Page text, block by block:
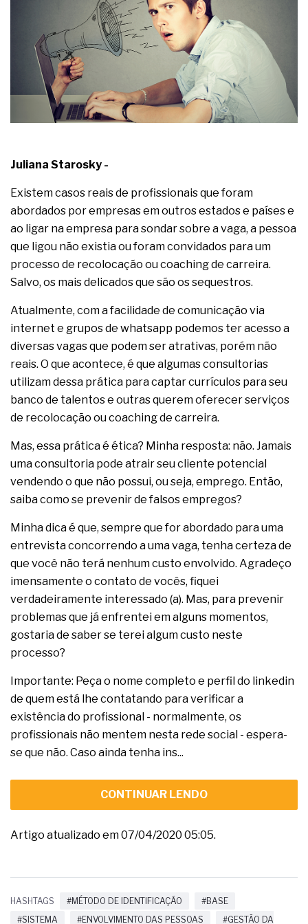
A prevenção clínica da coceira no ânus
Os sintomas clínicos do teratoma de ovário
O tratamento médico da síndrome da fadiga
crônica
As causas médicas da queda dos cabelos ou
calvície
Quando a gestão é o obstáculo para o resultado
positivo
Os procedimentos para a inspeção em estruturas
morte precoce e melhora o metabolismo
de governança das organizações
O desenho industrial ganha espaço como
estratégia competitiva nas empresas
materiais cimentícios com fibra de vidro
A próxima vantagem competitiva não está no
modelo de IA
complexa ficou ainda mais humana
Juliana Starosky -
Existem casos reais de profissionais que foram
abordados por empresas em outros estados e países e
ao ligar na empresa para sondar sobre a vaga, a pessoa
que ligou não existia ou foram convidados para um
processo de recolocação ou coaching de carreira.
Salvo, os mais delicados que são os sequestros.
Atualmente, com a facilidade de comunicação via
internet e grupos de whatsapp podemos ter acesso a
diversas vagas que podem ser atrativas, porém não
reais. O que acontece, é que algumas consultorias
utilizam dessa prática para captar currículos para seu
banco de talentos e outras querem oferecer serviços
de recolocação ou coaching de carreira.
Mas, essa prática é ética? Minha resposta: não. Jamais
uma consultoria pode atrair seu cliente potencial
vendendo o que não possui, ou seja, emprego. Então,
saiba como se prevenir de falsos empregos?
Minha dica é que, sempre que for abordado para uma
entrevista concorrendo a uma vaga, tenha certeza de
que você não terá nenhum custo envolvido. Agradeço
imensamente o contato de vocês, fiquei
verdadeiramente interessado (a). Mas, para prevenir
problemas que já enfrentei em alguns momentos,
gostaria de saber se terei algum custo neste
processo?
Importante: Peça o nome completo e perfil do linkedin
de quem está lhe contatando para verificar a
existência do profissional - normalmente, os
profissionais não mentem nesta rede social - espera-
se que não. Caso ainda tenha ins...
CONTINUAR LENDO
Artigo atualizado em 07/04/2020 05:05.
HASHTAGS #MÉTODO DE IDENTIFICAÇÃO
#BASE
#SISTEMA
#ENVOLVIMENTO DAS PESSOAS #GESTÃO DA